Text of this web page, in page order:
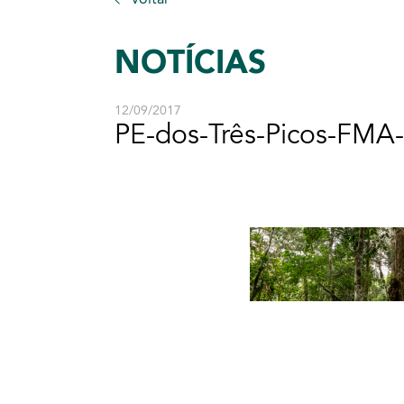
NOTÍCIAS
12/09/2017
PE-dos-Três-Picos-